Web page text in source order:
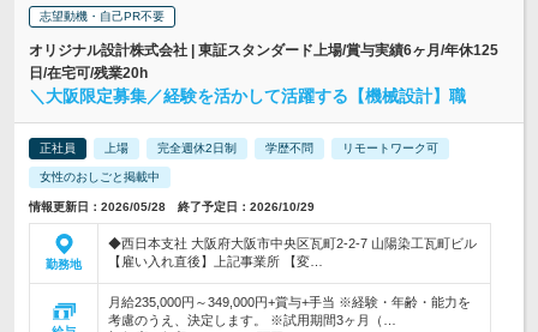
志望動機・自己PR不要
オリジナル設計株式会社 | 東証スタンダード上場/賞与実績6ヶ月/年休125
日/在宅可/残業20h
＼大阪限定募集／経験を活かして活躍する【機械設計】職
正社員 上場 完全週休2日制 学歴不問 リモートワーク可
女性のおしごと掲載中
情報更新日：2026/05/28 終了予定日：2026/10/29
勤務地
◆西日本支社 大阪府大阪市中央区瓦町2-2-7 山陽染工瓦町ビル
【雇い入れ直後】上記事業所 【変…
月給235,000円～349,000円+賞与+手当 ※経験・年齢・能力を
考慮のうえ、決定します。 ※試用期間3ヶ月（…